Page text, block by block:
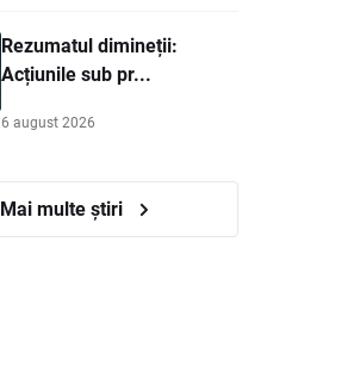
Rezumatul dimineții:
Acțiunile sub pr...
6 august 2026
Mai multe știri